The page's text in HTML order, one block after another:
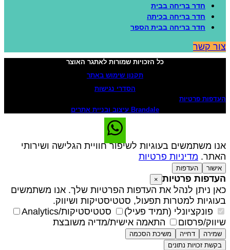
חדר בריחה בבית
חדר בריחה בכיתה
חדר בריחה בבית הספר
קשר
כל הזכויות שמורות לאתגר האוצר
תקנון שימוש באתר
הסדרי נגישות
פרטיות
Brandale עיצוב ובניית אתרים
משתמשים בעוגיות לשיפור חוויית הגלישה ושירותי
מדיניות פרטיות
אישור העדפות
פרטיות ×
ניתן לנהל את העדפות הפרטיות שלך. אנו משתמשים
למטרות תפעול, סטטיסטיקות ושיווק.
פונקציונלי (תמיד פעיל)
סטטיסטיקות/Analytics
פרסום
התאמה אישית/מדיה משובצת
שמירה דחייה
משיכת הסכמה
בקשת זכויות נתונים